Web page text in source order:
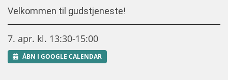
Velkommen til gudstjeneste!
7. apr. kl. 13:30-15:00
ÅBN I GOOGLE CALENDAR